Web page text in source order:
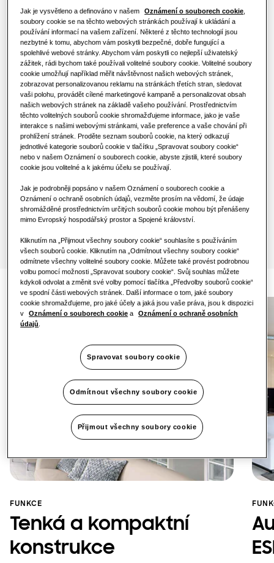
Hotely
Maloobchod
Restaurace
Kancelář
Udržitelnost
One Samsung
Klimatizační řešení
Ovladače
TDM Plus LSP Duct
AE022ANLDEH/EU
Dostupná kapacita
2.2KW 2.8KW 3.6KW 5.6KW
Dostupný výkon
1 fáze
Najít instalační firmu
FUNKCE
Tenká a kompaktní
konstrukce
Jak je vysvětleno a definováno v našem Oznámení o souborech cookie,
soubory cookie se na těchto webových stránkách používají k ukládání a
používání informací na vašem zařízení. Některé z těchto technologií jsou
nezbytné k tomu, abychom vám poskytli bezpečné, dobře fungující a
spolehlivé webové stránky. Abychom vám poskytli co nejlepší uživatelský
zážitek, rádi bychom také používali volitelné soubory cookie. Volitelné soubory
cookie umožňují například měřit návštěvnost našich webových stránek,
zobrazovat personalizovanou reklamu na stránkách třetích stran, sledovat
vaši polohu, provádět cílené marketingové kampaně a personalizovat obsah
našich webových stránek na základě vašeho používání. Prostřednictvím
těchto volitelných souborů cookie shromažďujeme informace, jako je vaše
interakce s našimi webovými stránkami, vaše preference a vaše chování při
prohlížení stránek. Proděte seznam souborů cookie, na který odkazují
jednotlivé kategorie souborů cookie v tlačítku „Spravovat soubory cookie“
nebo v našem Oznámení o souborech cookie, abyste zjistili, které soubory
cookie jsou volitelné a k jakému účelu se používají.
Jak je podrobněji popsáno v našem Oznámení o souborech cookie a
Oznámení o ochraně osobních údajů, vezměte prosím na vědomí, že údaje
shromážděné prostřednictvím určitých souborů cookie mohou být přenášeny
mimo Evropský hospodářský prostor a Spojené království.
Kliknutím na „Přijmout všechny soubory cookie“ souhlasíte s používáním
všech souborů cookie. Kliknutím na „Odmítnout všechny soubory cookie“
odmítnete všechny volitelné soubory cookie. Můžete také provést podrobnou
volbu pomocí možnosti „Spravovat soubory cookie“. Svůj souhlas můžete
kdykoli odvolat a změnit své volby pomocí tlačítka „Předvolby souborů cookie“
ve spodní části webových stránek. Další informace o tom, jaké soubory
cookie shromažďujeme, pro jaké účely a jaká jsou vaše práva, jsou k dispozici
v
Oznámení o souborech cookie a
Oznámení o ochraně osobních
údajů.
Spravovat soubory cookie
Odmítnout všechny soubory cookie
Přijmout všechny soubory cookie